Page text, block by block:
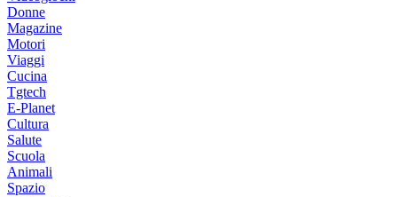
Donne
Magazine
Motori
Viaggi
Cucina
Tgtech
E-Planet
Cultura
Salute
Scuola
Animali
Spazio